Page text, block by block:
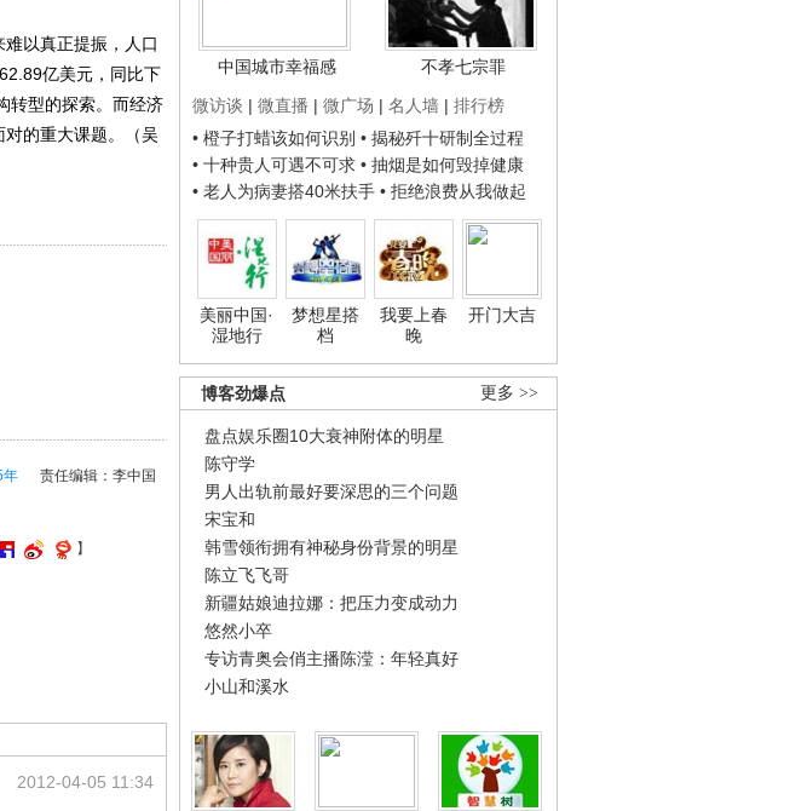
中国城市幸福感
不孝七宗罪
微访谈 | 微直播 | 微广场 | 名人墙 | 排行榜
• 橙子打蜡该如何识别 • 揭秘歼十研制全过程
• 十种贵人可遇不可求 • 抽烟是如何毁掉健康
• 老人为病妻搭40米扶手 • 拒绝浪费从我做起
美丽中国·
湿地行
梦想星搭
档
我要上春
晚
开门大吉
更多 >>
博客劲爆点
盘点娱乐圈10大衰神附体的明星
陈守学
男人出轨前最好要深思的三个问题
宋宝和
韩雪领衔拥有神秘身份背景的明星
陈立飞飞哥
新疆姑娘迪拉娜：把压力变成动力
悠然小卒
专访青奥会俏主播陈滢：年轻真好
小山和溪水
以真正提振，人口
亿美元，同比下
转型的探索。而经济
的重大课题。（吴
责任编辑：李中国
年
】
2012-04-05 11:34